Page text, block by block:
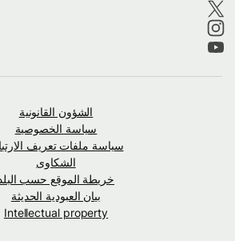
الشؤون القانونية
سياسة الخصوصية
سياسة ملفات تعريف الارتباط
الشكاوى
خريطة الموقع حسب البلد
بيان العبودية الحديثة
Intellectual property